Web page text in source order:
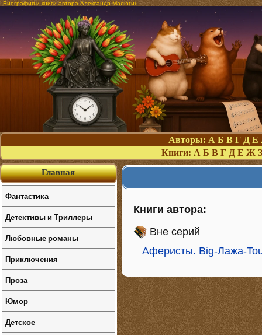
Биография и книги автора Александр Малюгин
Авторы: А Б В Г Д Е
Книги: А Б В Г Д Е Ж З
Книги автора:
Вне серий
Аферисты. Big-Лажа-
Главная
Фантастика
Детективы и Триллеры
Любовные романы
Приключения
Проза
Юмор
Детское